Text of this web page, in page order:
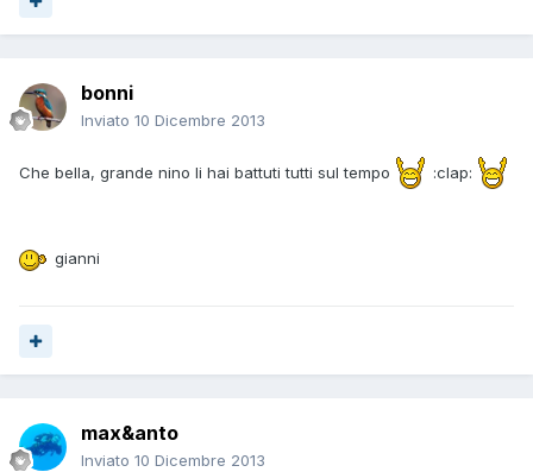
bonni
Inviato 10 Dicembre 2013
Che bella, grande nino li hai battuti tutti sul tempo :clap:
gianni
max&anto
Inviato 10 Dicembre 2013